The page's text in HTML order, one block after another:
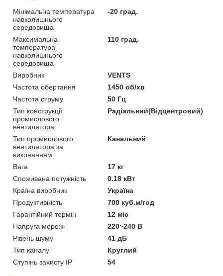
Мінімальна температура
навколишнього
середовища
-20 град.
Максимальна
температура
навколишнього
середовища
110 град.
Виробник
VENTS
Частота обертання
1450 об/хв
Частота струму
50 Гц
Тип конструкції
промислового
вентилятора
Радіальний(Відцентровий)
Тип промислового
вентилятора за
виконанням
Канальний
Вага
17 кг
Споживана потужність
0.18 кВт
Країна виробник
Україна
Продуктивність
700 куб.м/год
Гарантійний термін
12 міс
Напруга мережі
220~240 В
Рівень шуму
41 дБ
Тип каналу
Круглий
Ступінь захисту IP
54